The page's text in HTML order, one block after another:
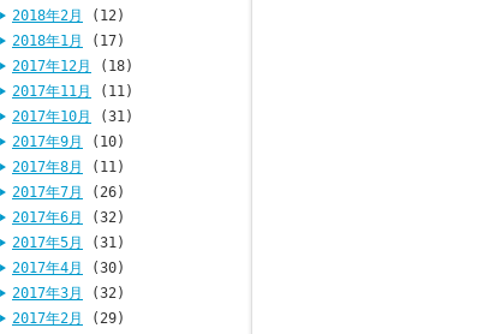
2018年2月
(12)
2018年1月
(17)
2017年12月
(18)
2017年11月
(11)
2017年10月
(31)
2017年9月
(10)
2017年8月
(11)
2017年7月
(26)
2017年6月
(32)
2017年5月
(31)
2017年4月
(30)
2017年3月
(32)
2017年2月
(29)